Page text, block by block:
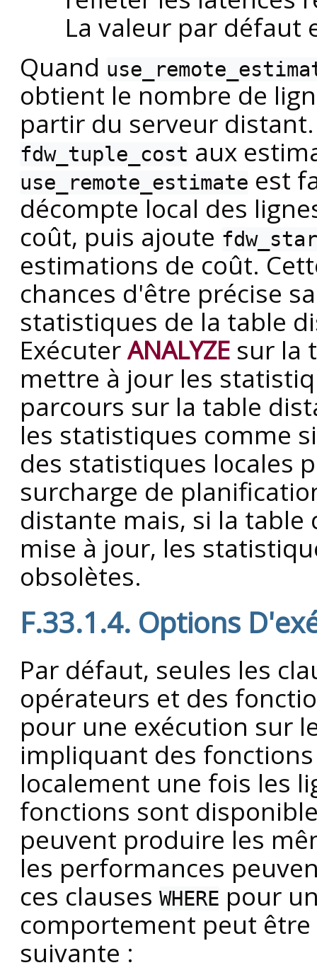
La valeur par défaut
Quand
obtient le nombre de
partir du serveur
fdw_tuple_cost aux
use_remote_estimate est
décompte local des
coût, puis ajoute
estimations de coût.
chances d'être précise
statistiques de la table
ExécuterANALYZE sur la
mettre à jour les
parcours sur la table
les statistiques comme
des statistiques locales
surcharge de
distante mais, si la
mise à jour, les
obsolètes.
F.33.1.4. Options
Par défaut, seules les
opérateurs et des
pour une exécution sur
impliquant des
localement une fois les
fonctions sont
peuvent produire les
les performances
ces clauses WHERE pour
comportement peut
suivante :